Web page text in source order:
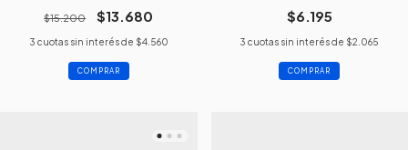
$15.200 $13.680
3 cuotas sin interés de $4.560
COMPRAR
$6.195
3 cuotas sin interés de $2.065
COMPRAR